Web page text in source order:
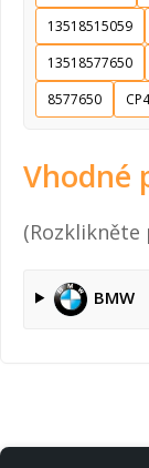
13518515059
13518577650
8577650
Vhodné
BMW